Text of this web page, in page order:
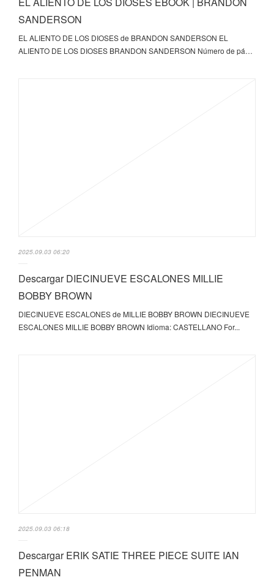
SANDERSON
EL ALIENTO DE LOS DIOSES de BRANDON SANDERSON EL
ALIENTO DE LOS DIOSES BRANDON SANDERSON Número de pá…
2025.09.03 06:20
Descargar DIECINUEVE ESCALONES MILLIE
BOBBY BROWN
DIECINUEVE ESCALONES de MILLIE BOBBY BROWN DIECINUEVE
ESCALONES MILLIE BOBBY BROWN Idioma: CASTELLANO For...
2025.09.03 06:18
Descargar ERIK SATIE THREE PIECE SUITE IAN
PENMAN